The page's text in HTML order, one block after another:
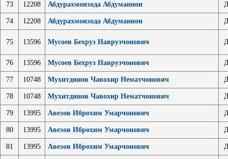
73 12208 Абдурахмонзода Абдуманнон
74 12208 Абдурахмонзода Абдуманнон
75 13596 Мусоев Бехруз Наврузчонович
76 13596 Мусоев Бехруз Наврузчонович
77 10748 Мухитдинов Чавохир Нематчонович
78 10748 Мухитдинов Чавохир Нематчонович
79 13995 Авезов Иброхим Умарчонович
80 13995 Авезов Иброхим Умарчонович
81 13995 Авезов Иброхим Умарчонович